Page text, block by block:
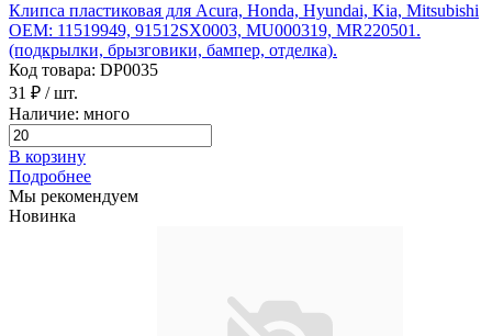
Клипса пластиковая для Acura, Honda, Hyundai, Kia, Mitsubishi
ОЕМ: 11519949, 91512SX0003, MU000319, MR220501.
(подкрылки, брызговики, бампер, отделка).
Код товара: DP0035
31 ₽ / шт.
Наличие: много
В корзину
Подробнее
Мы рекомендуем
Новинка